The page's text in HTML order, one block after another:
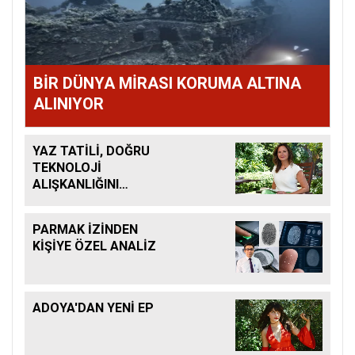
BİR DÜNYA MİRASI KORUMA ALTINA
ALINIYOR
YAZ TATİLİ, DOĞRU
TEKNOLOJİ
ALIŞKANLIĞINI
PARMAK İZİNDEN
KİŞİYE ÖZEL ANALİZ
ADOYA'DAN YENİ EP